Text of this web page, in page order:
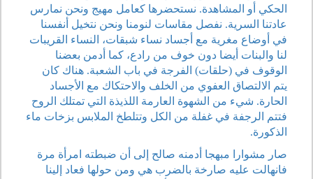
الحكي أو المشاهدة. نستحضرها كعامل مهيج ونحن نمارس
عادتنا السرية. نفصل مقاسات لنومنا ونحن نتخيل أنفسنا
في أوضاع مغرية مع أجساد نساء شبقات، النساء القريبات
لنا والبنات أيضا دون خوف من رادع، كما أدمن بعضنا
الوقوف في (حلقات) الفرجة في باب الشعبة. هناك كان
يتم الالتصاق العفوي من الخلف والاحتكاك مع الأجساد
الحارة. شيء من الشهوة العارمة اللذيذة التي تمتلك الروح
فتتم الرجفة في غفلة من الكل وتتلطخ الملابس بزخات ماء
الذكورة.
صار مشوارا مبهجا أدمنه صالح إلى أن ضبطته امرأة مرة
فانهالت عليه صارخة بالضرب هي ومن حولها فعاد إلينا